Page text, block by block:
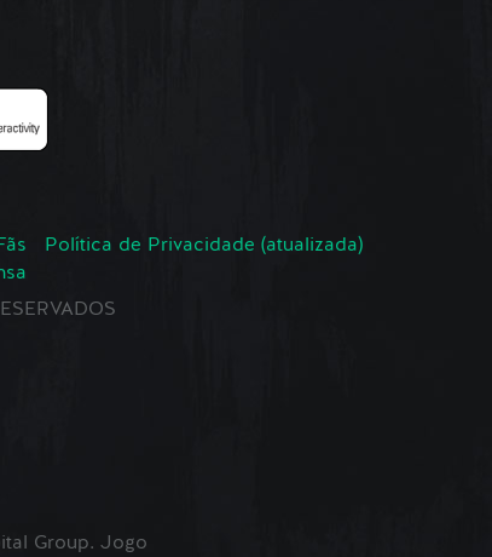
Política de Privacidade (atualizada)
Group. Jogo